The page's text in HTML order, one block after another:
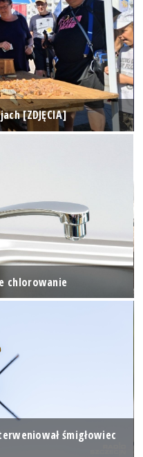
[ZDJĘCIA]
chlorowanie
śmigłowiec